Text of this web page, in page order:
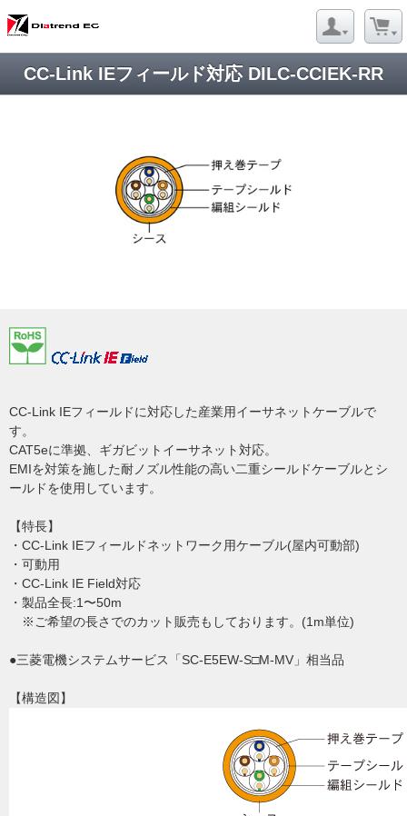
CC-Link IEフィールド対応 DILC-CCIEK-RR
CC-Link IEフィールドに対応した産業用イーサネットケーブルで
す。
CAT5eに準拠、ギガビットイーサネット対応。
EMIを対策を施した耐ノズル性能の高い二重シールドケーブルとシ
ールドを使用しています。
【特長】
・CC-Link IEフィールドネットワーク用ケーブル(屋内可動部)
・可動用
・CC-Link IE Field対応
・製品全長:1〜50m
※ご希望の長さでのカット販売もしております。(1m単位)
●三菱電機システムサービス「SC-E5EW-S□M-MV」相当品
【構造図】